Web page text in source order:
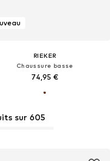
RIEKER
Chaussure basse
74,95 €
sur 605